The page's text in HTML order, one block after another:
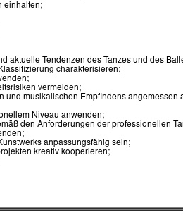
einhalten;
Tendenzen des Tanzes und des
charakterisieren;
vermeiden;
und musikalischen Empfindens angemessen
Niveau anwenden;
den Anforderungen der professionellen
anpassungsfähig sein;
kreativ kooperieren;